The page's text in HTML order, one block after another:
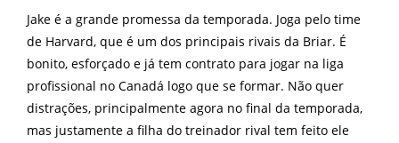
Jake é a grande promessa da temporada. Joga pelo time
de Harvard, que é um dos principais rivais da Briar. É
bonito, esforçado e já tem contrato para jogar na liga
profissional no Canadá logo que se formar. Não quer
distrações, principalmente agora no final da temporada,
mas justamente a filha do treinador rival tem feito ele